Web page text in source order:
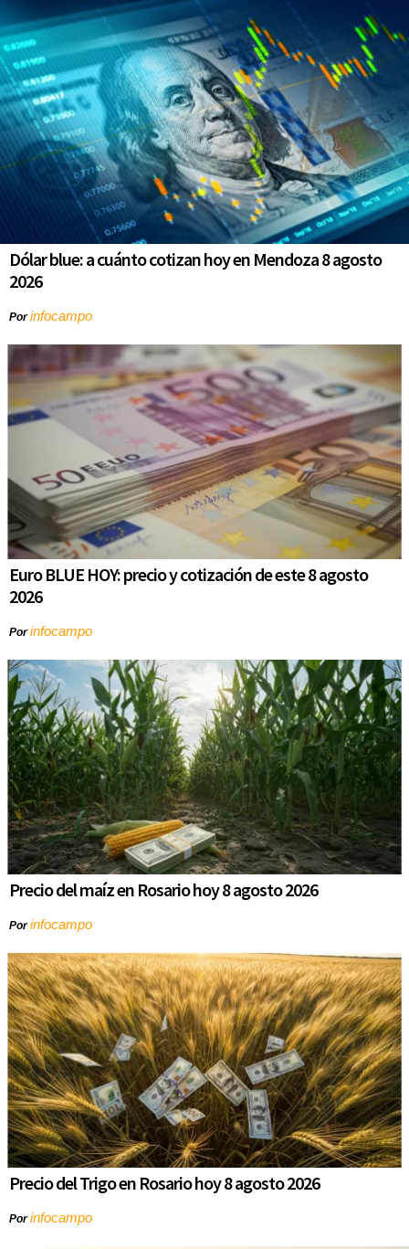
Dólar blue: a cuánto cotizan hoy en Mendoza 8 agosto
2026
Porinfocampo
Euro BLUE HOY: precio y cotización de este 8 agosto
2026
Porinfocampo
Precio del maíz en Rosario hoy 8 agosto 2026
Porinfocampo
Precio del Trigo en Rosario hoy 8 agosto 2026
Porinfocampo